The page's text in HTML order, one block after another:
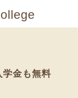
金も無料